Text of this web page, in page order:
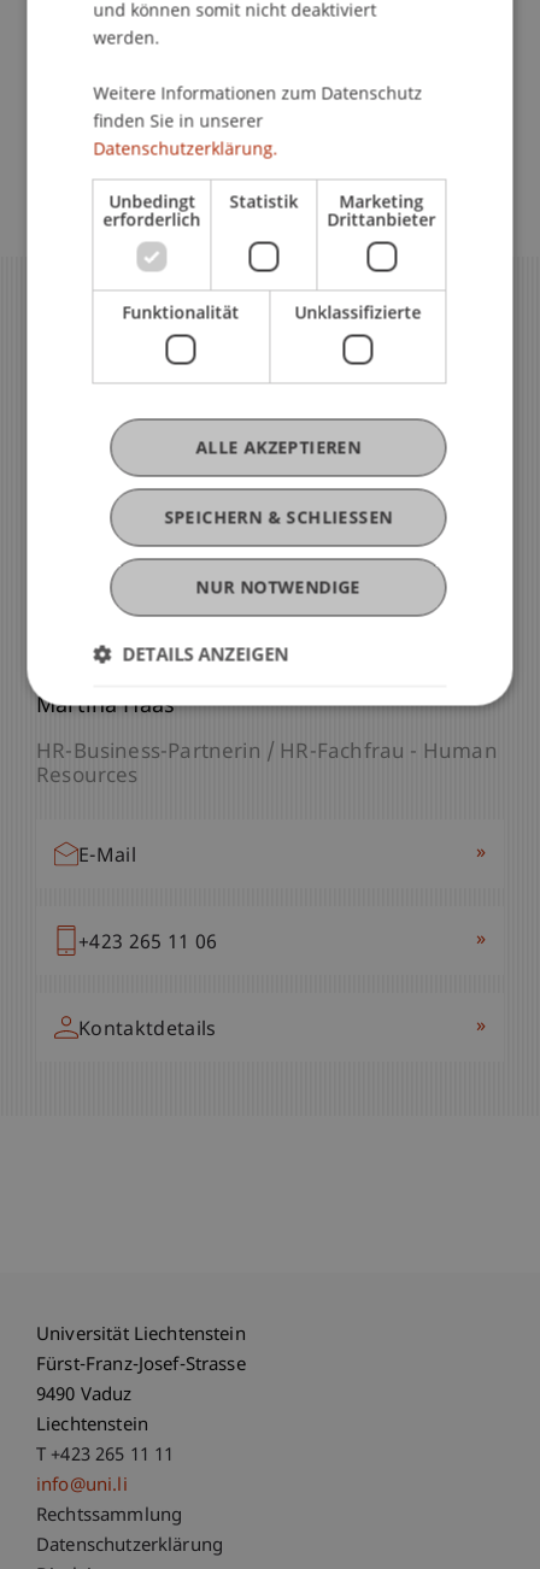
wertschätzenden Kommunikationskultur bei.
Sprachleitfaden
Noch Fragen?
Ich bin für Sie da
Martina Haas
HR-Business-Partnerin / HR-Fachfrau - Human
Resources
E-Mail »
+423 265 11 06 »
Kontaktdetails »
Universität Liechtenstein
Fürst-Franz-Josef-Strasse
9490 Vaduz
Liechtenstein
T +423 265 11 11
info@uni.li
Fußzeile Rechtliche Hinweise
Rechtssammlung
Datenschutzerklärung
und können somit nicht deaktiviert
werden.
Weitere Informationen zum Datenschutz
finden Sie in unserer
Datenschutzerklärung.
Unbedingt
erforderlich
Statistik Marketing
Drittanbieter
Funktionalität Unklassifizierte
SPEICHERN & SCHLIESSEN
ALLE AKZEPTIEREN
NUR NOTWENDIGE
DETAILS ANZEIGEN